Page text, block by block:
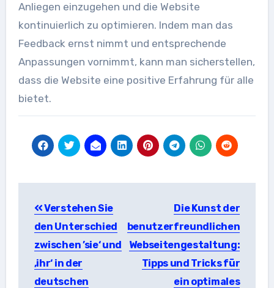
Anliegen einzugehen und die Website
kontinuierlich zu optimieren. Indem man das
Feedback ernst nimmt und entsprechende
Anpassungen vornimmt, kann man sicherstellen,
dass die Website eine positive Erfahrung für alle
bietet.
Verstehen Sie
den Unterschied
zwischen ’sie‘ und
‚ihr‘ in der
deutschen
Die Kunst der
benutzerfreundlichen
Webseitengestaltung:
Tipps und Tricks für
ein optimales